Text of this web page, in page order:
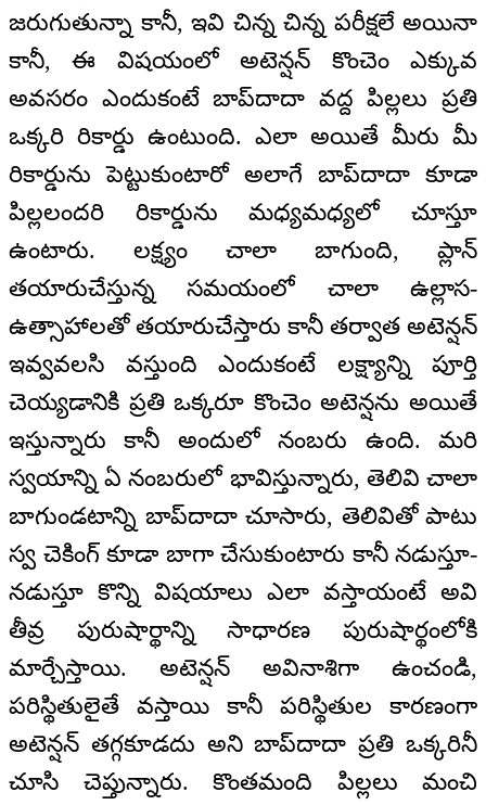
జరుగుతున్నా కానీ, ఇవి చిన్న చిన్న పరీక్షలే అయినా
కానీ, ఈ విషయంలో అటెన్షన్ కొంచెం ఎక్కువ
అవసరం ఎందుకంటే బాప్‍దాదా వద్ద పిల్లలు ప్రతి
ఒక్కరి రికార్డు ఉంటుంది. ఎలా అయితే మీరు మీ
రికార్డును పెట్టుకుంటారో అలాగే బాప్‍దాదా కూడా
పిల్లలందరి రికార్డును మధ్యమధ్యలో చూస్తూ
ఉంటారు. లక్ష్యం చాలా బాగుంది, ప్లాన్
తయారుచేస్తున్న సమయంలో చాలా ఉల్లాస-
ఉత్సాహాలతో తయారుచేస్తారు కానీ తర్వాత అటెన్షన్
ఇవ్వవలసి వస్తుంది ఎందుకంటే లక్ష్యాన్ని పూర్తి
చెయ్యడానికి ప్రతి ఒక్కరూ కొంచెం అటెన్షను అయితే
ఇస్తున్నారు కానీ అందులో నంబరు ఉంది. మరి
స్వయాన్ని ఏ నంబరులో భావిస్తున్నారు, తెలివి చాలా
బాగుండటాన్ని బాప్‍దాదా చూసారు, తెలివితో పాటు
స్వ చెకింగ్ కూడా బాగా చేసుకుంటారు కానీ నడుస్తూ-
నడుస్తూ కొన్ని విషయాలు ఎలా వస్తాయంటే అవి
తీవ్ర పురుషార్థాన్ని సాధారణ పురుషార్థంలోకి
మార్చేస్తాయి. అటెన్షన్ అవినాశిగా ఉంచండి,
పరిస్థితులైతే వస్తాయి కానీ పరిస్థితుల కారణంగా
అటెన్షన్ తగ్గకూడదు అని బాప్‍దాదా ప్రతి ఒక్కరినీ
చూసి చెప్తున్నారు. కొంతమంది పిల్లలు మంచి